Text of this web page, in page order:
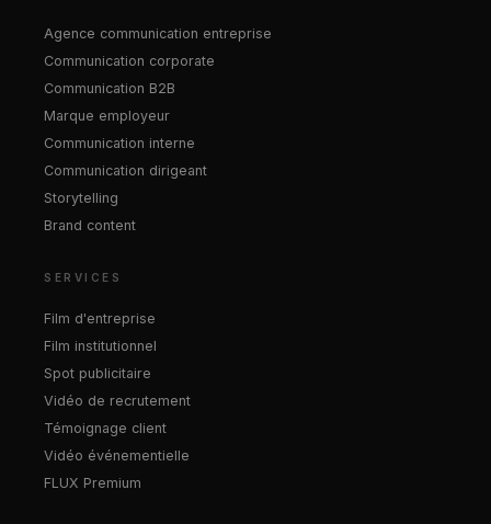
Agence communication entreprise
Communication corporate
Communication B2B
Marque employeur
Communication interne
Communication dirigeant
Storytelling
Brand content
SERVICES
Film d'entreprise
Film institutionnel
Spot publicitaire
Vidéo de recrutement
Témoignage client
Vidéo événementielle
FLUX Premium